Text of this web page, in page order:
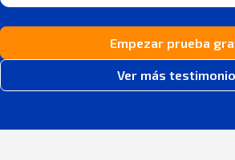
Empezar prueba
Ver más